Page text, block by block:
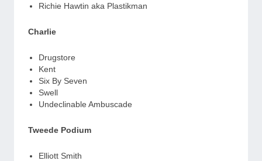
Richie Hawtin aka Plastikman
Charlie
Drugstore
Kent
Six By Seven
Swell
Undeclinable Ambuscade
Tweede Podium
Elliott Smith